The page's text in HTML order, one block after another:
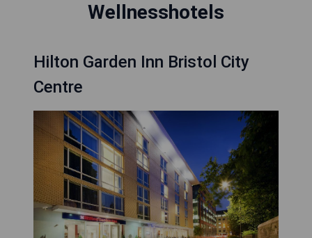
Wellnesshotels
Hilton Garden Inn Bristol City
Centre